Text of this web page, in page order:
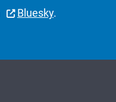
Bluesky.